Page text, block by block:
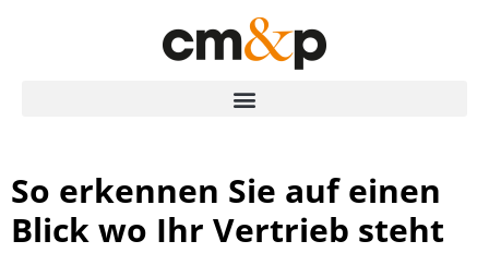
So erkennen Sie auf einen
Blick wo Ihr Vertrieb steht